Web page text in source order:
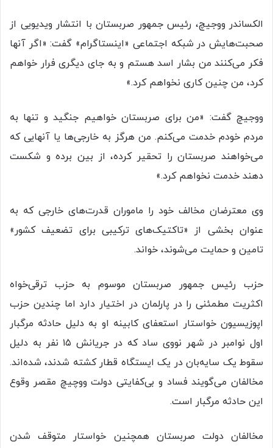
الکساندر ووجیچ، رئیس جمهور صربستان با انتشار ویدیویی از
صحبت‌هایش در شبکه اجتماعی «اینستاگرام» گفت: «اگر آنها
فکر می‌کنند من بشار اسد هستم و به جای دیگری فرار خواهم
کرد، من چنین کاری نخواهم کرد.»
ووجیچ گفت: «من برای صربستان خواهیم جنگید و تنها به
مردم خودم خدمت می‌کنم. من هرگز به خارجی‌ها یا آنهایی که
می‌خواهند صربستان را تحقیر کرده، از بین برده و شکست
دهند خدمت نخواهم کرد.»
وی معترضان مخالف خود را ماموران قدرت‌های خارجی که به
عنوان بخشی از «تاکتیک‌های ترکیبی برای تضعیف کشور»
تامین و حمایت می‌شوند، خواند.
حزب رئیس جمهور صربستان موسوم به حزب ترقی‌خواه
اکثریت مطمئنی را در پارلمان در اختیار دارد اما چندین حزب
اپوزیسیون خواستار استعفای کابینه او به دلیل حادثه مرگبار
اول نوامبر در شهر نووی ساد که در جریانش ۱۵ نفر به دلیل
سقوط یک سایه‌بان در یک ایستگاه قطار کشته شدند، شده‌اند.
مخالفان می‌گویند فساد و بی‌کفایتی دولت ووچیچ مقصر وقوع
این حادثه مرگبار است.
مخالفان دولت صربستان همچنین خواستار متوقف شدن